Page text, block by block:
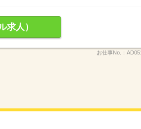
求人）
お仕事No.：